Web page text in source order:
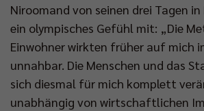
Niroomand von seinen drei Tagen in
ein olympisches Gefühl mit: „Die
Einwohner wirkten früher auf mich
unnahbar. Die Menschen und das
sich diesmal für mich komplett
unabhängig von wirtschaftlichen